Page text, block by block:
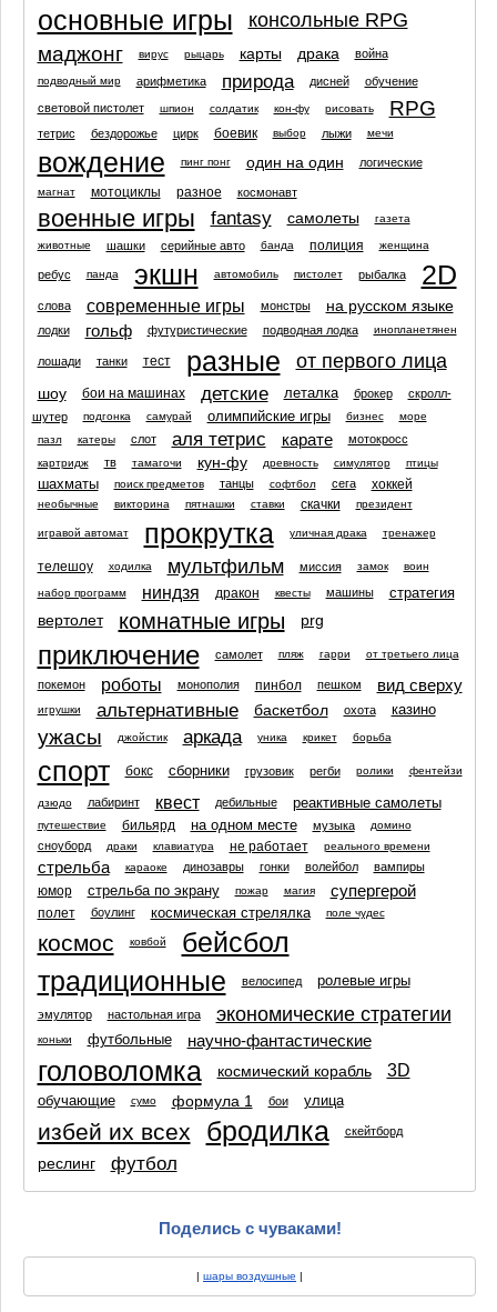
основные игры консольные RPG
маджонг вирус рыцарь карты драка война
подводный мир арифметика природа дисней обучение
световой пистолет шпион солдатик кон-фу рисовать RPG
тетрис бездорожье цирк боевик выбор лыжи мечи
вождение пинг понг один на один логические
магнат мотоциклы разное космонавт
военные игры fantasy самолеты газета
животные шашки серийные авто банда полиция женщина
ребус панда экшн автомобиль пистолет рыбалка 2D
слова современные игры монстры на русском языке
лодки гольф футуристические подводная лодка инопланетянен
лошади танки тест разные от первого лица
шоу бои на машинах детские леталка брокер
скролл-
шутер
подгонка самурай олимпийские игры бизнес
море
пазл
катеры слот аля тетрис карате мотокросс
картридж тв тамагочи кун-фу древность симулятор птицы
шахматы поиск предметов танцы софтбол сега хоккей
необычные викторина пятнашки ставки скачки президент
игравой автомат прокрутка уличная драка тренажер
телешоу ходилка мультфильм миссия замок воин
набор программ ниндзя дракон квесты машины стратегия
вертолет комнатные игры prg
приключение самолет пляж гарри от третьего лица
покемон роботы монополия пинбол пешком вид сверху
игрушки альтернативные баскетбол охота казино
ужасы джойстик аркада уника крикет борьба
спорт бокс сборники грузовик регби ролики фентейзи
дзюдо лабиринт квест дебильные реактивные самолеты
путешествие бильярд на одном месте музыка домино
сноуборд драки клавиатура не работает реального времени
стрельба караоке динозавры гонки волейбол вампиры
юмор стрельба по экрану пожар магия супергерой
полет боулинг космическая стрелялка поле чудес
космос ковбой
бейсбол
традиционные
велосипед ролевые игры
эмулятор настольная игра экономические стратегии
коньки футбольные научно-фантастические
головоломка космический корабль 3D
обучающие сумо формула 1 бои улица
избей их всех бродилка скейтборд
реслинг футбол
Поделись с чуваками!
| шары воздушные |